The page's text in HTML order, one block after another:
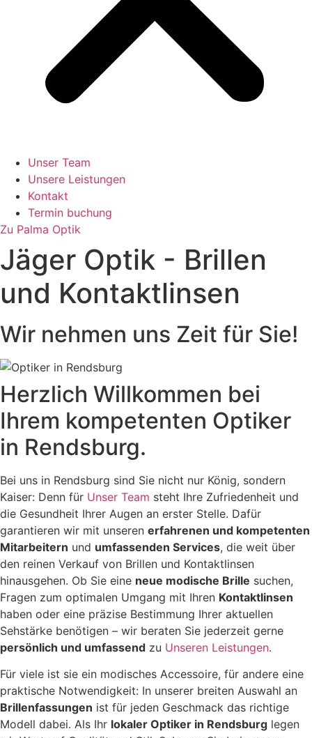
Unser Team
Unsere Leistungen
Kontakt
Termin buchung
Zu Palma Optik
Jäger Optik - Brillen
und Kontaktlinsen
Wir nehmen uns Zeit für Sie!
Herzlich Willkommen bei
Ihrem kompetenten Optiker
in Rendsburg.
Bei uns in Rendsburg sind Sie nicht nur König, sondern
Kaiser: Denn für Unser Team steht Ihre Zufriedenheit und
die Gesundheit Ihrer Augen an erster Stelle. Dafür
garantieren wir mit unseren erfahrenen und kompetenten
Mitarbeitern und umfassenden Services, die weit über
den reinen Verkauf von Brillen und Kontaktlinsen
hinausgehen. Ob Sie eine neue modische Brille suchen,
Fragen zum optimalen Umgang mit Ihren Kontaktlinsen
haben oder eine präzise Bestimmung Ihrer aktuellen
Sehstärke benötigen – wir beraten Sie jederzeit gerne
persönlich und umfassend zu Unseren Leistungen.
Für viele ist sie ein modisches Accessoire, für andere eine
praktische Notwendigkeit: In unserer breiten Auswahl an
Brillenfassungen ist für jeden Geschmack das richtige
Modell dabei. Als Ihr lokaler Optiker in Rendsburg legen